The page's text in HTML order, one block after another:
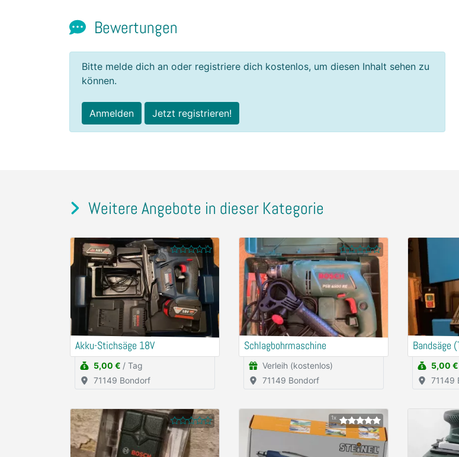
Bewertungen
Bitte melde dich an oder registriere dich kostenlos, um diesen Inhalt sehen zu
können.
Anmelden Jetzt registrieren!
Weitere Angebote in dieser Kategorie
Akku-Stichsäge 18V
5,00 € / Tag
71149 Bondorf
Schlagbohrmaschine
Verleih (kostenlos)
71149 Bondorf
Bandsäge
5,00 €
71149
1x